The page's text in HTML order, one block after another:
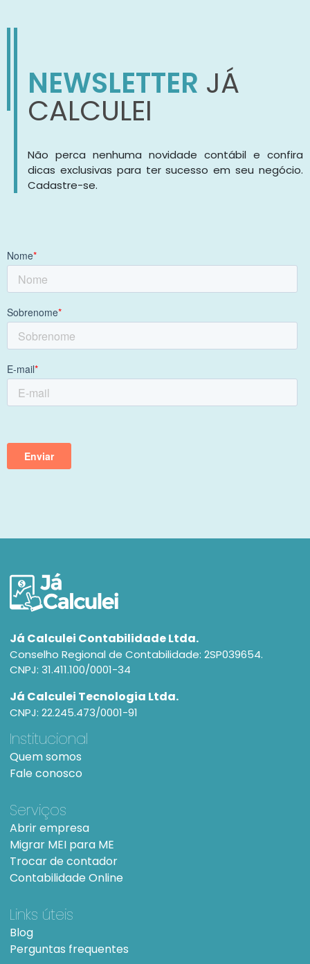
NEWSLETTER JÁ
CALCULEI
Não perca nenhuma novidade contábil e confira
dicas exclusivas para ter sucesso em seu negócio.
Cadastre-se.
Já Calculei Contabilidade Ltda.
Conselho Regional de Contabilidade: 2SP039654.
CNPJ: 31.411.100/0001-34
Já Calculei Tecnologia Ltda.
CNPJ: 22.245.473/0001-91
Institucional
Quem somos
Fale conosco
Serviços
Abrir empresa
Migrar MEI para ME
Trocar de contador
Contabilidade Online
Links úteis
Blog
Perguntas frequentes